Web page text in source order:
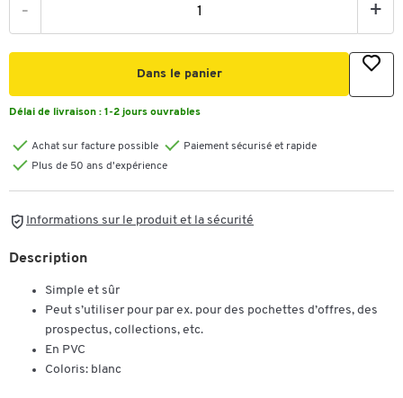
- +
Dans le panier
Délai de livraison : 1-2 jours ouvrables
Achat sur facture possible
Paiement sécurisé et rapide
Plus de 50 ans d'expérience
Informations sur le produit et la sécurité
Description
Simple et sûr
Peut s’utiliser pour par ex. pour des pochettes d’offres, des
prospectus, collections, etc.
En PVC
Coloris: blanc